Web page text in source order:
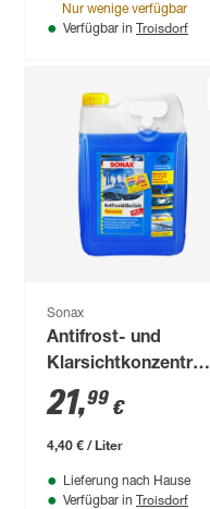
Nur wenige verfügbar
Verfügbar in Troisdorf
Sonax
Antifrost- und
Klarsichtkonzentrat
5 l
21,99 €
4,40 € / Liter
Lieferung nach Hause
Verfügbar in Troisdorf